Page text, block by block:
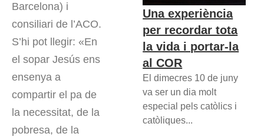
Barcelona) i
consiliari de l’ACO.
S’hi pot llegir: «En
el sopar Jesús ens
ensenya a
compartir el pa de
la necessitat, de la
pobresa, de la
Una experiència
per recordar tota
la vida i portar-la
al COR
El dimecres 10 de juny
va ser un dia molt
especial pels catòlics i
catòliques...